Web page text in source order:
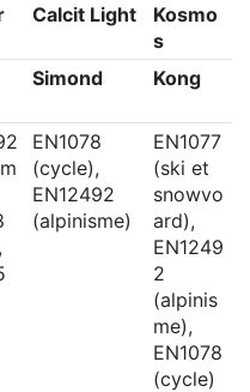
Calcit Light
Kosmo
s
Simond Kong
EN1078
(cycle),
EN12492
(alpinisme)
EN1077
(ski et
snowvo
ard),
EN1249
2
(alpinis
me),
EN1078
(cycle)